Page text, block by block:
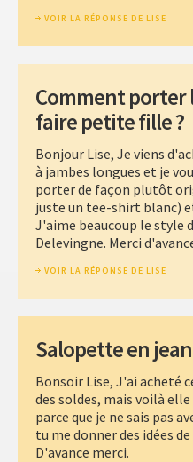
VOIR LA RÉPONSE DE LISE
Comment porter
faire petite fille ?
Bonjour Lise, Je viens
à jambes longues et je
porter de façon plutôt
juste un tee-shirt blanc)
J'aime beaucoup le style
Delevingne. Merci
VOIR LA RÉPONSE DE LISE
Salopette en
Bonsoir Lise, J'ai acheté
des soldes, mais voilà
parce que je ne sais pas
tu me donner des idées
D'avance merci.